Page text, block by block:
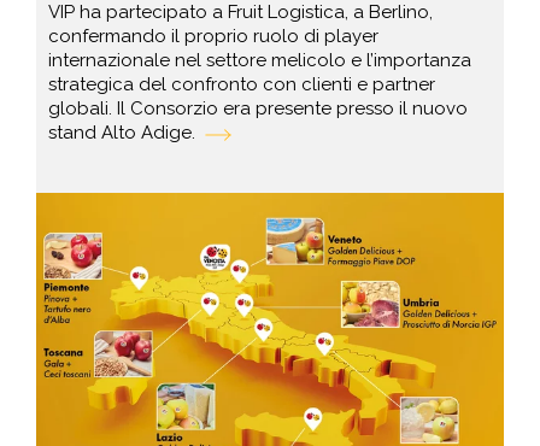
VIP ha partecipato a Fruit Logistica, a Berlino,
confermando il proprio ruolo di player
internazionale nel settore melicolo e l’importanza
strategica del confronto con clienti e partner
globali. Il Consorzio era presente presso il nuovo
stand Alto Adige.